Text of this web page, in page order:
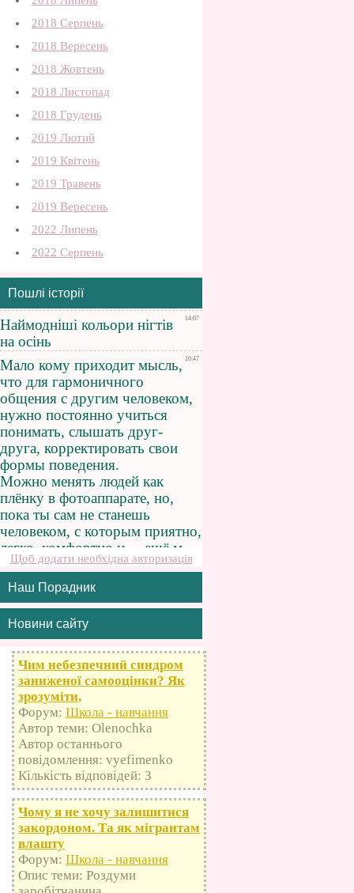
2018 Серпень
2018 Вересень
2018 Жовтень
2018 Листопад
2018 Грудень
2019 Лютий
2019 Квітень
2019 Травень
2019 Вересень
2022 Липень
2022 Серпень
Пошлі історії
Щоб додати необхідна авторизація
Наш Порадник
Новини сайту
Чим небезпечний синдром
заниженої самооцінки? Як
зрозуміти,
Форум: Школа - навчання
Автор теми: Olenochka
Автор останнього
повідомлення: vyefimenko
Кількість відповідей: 3
Чому я не хочу залишитися
закордоном. Та як мігрантам
влашту
Форум: Школа - навчання
Опис теми: Роздуми